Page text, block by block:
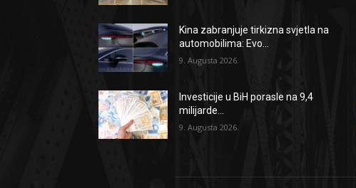
Kina zabranjuje tirkizna svjetla na
automobilima: Evo...
9. Augusta 2026.
Investicije u BiH porasle na 9,4
milijarde...
9. Augusta 2026.